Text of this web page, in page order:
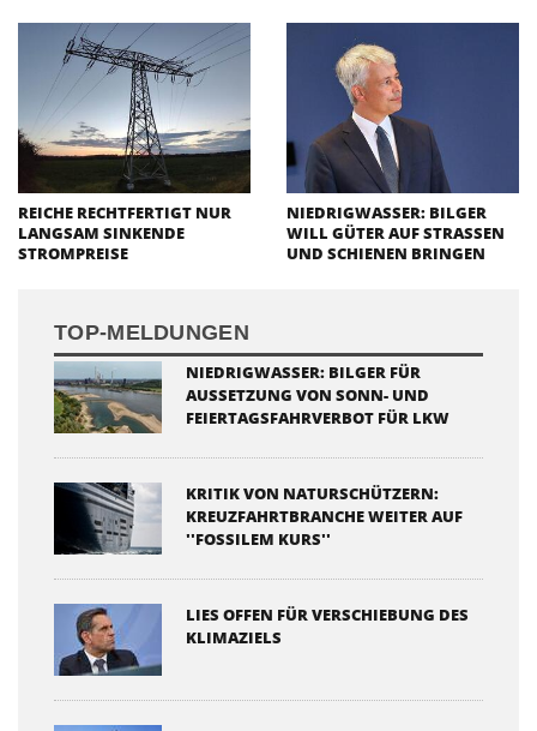
REICHE RECHTFERTIGT NUR
LANGSAM SINKENDE
STROMPREISE
NIEDRIGWASSER: BILGER
WILL GÜTER AUF STRASSEN U
ND SCHIENEN BRINGEN
TOP-MELDUNGEN
NIEDRIGWASSER: BILGER FÜR
AUSSETZUNG VON SONN- UND
FEIERTAGSFAHRVERBOT FÜR LKW
KRITIK VON NATURSCHÜTZERN:
KREUZFAHRTBRANCHE WEITER AUF
''FOSSILEM KURS''
LIES OFFEN FÜR VERSCHIEBUNG DES
KLIMAZIELS